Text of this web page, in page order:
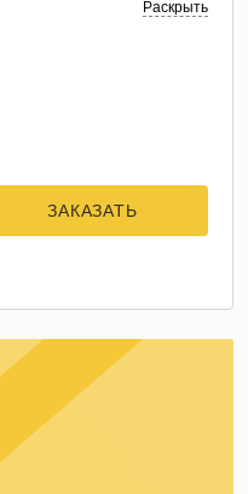
Раскрыть
ЗАКАЗАТЬ